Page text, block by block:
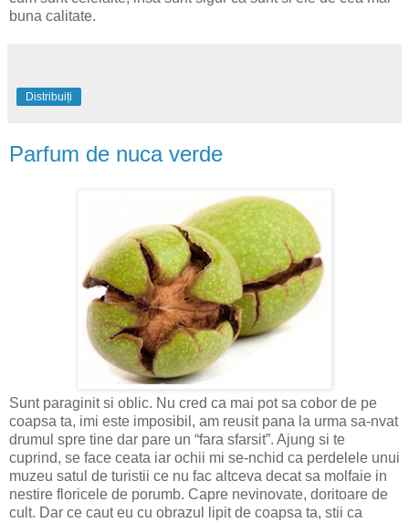
buna calitate.
Distribuiți
Parfum de nuca verde
Sunt paraginit si oblic. Nu cred ca mai pot sa cobor de pe
coapsa ta, imi este imposibil, am reusit pana la urma sa-nvat
drumul spre tine dar pare un “fara sfarsit”. Ajung si te
cuprind, se face ceata iar ochii mi se-nchid ca perdelele unui
muzeu satul de turistii ce nu fac altceva decat sa molfaie in
nestire floricele de porumb. Capre nevinovate, doritoare de
cult. Dar ce caut eu cu obrazul lipit de coapsa ta, stii ca